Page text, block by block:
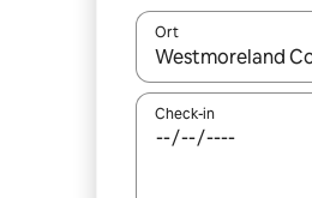
Ort
Wenn Ergebnisse
Check-in